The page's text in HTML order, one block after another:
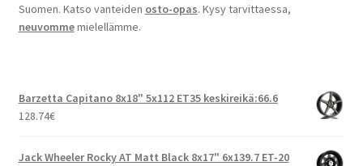
Suomen. Katso vanteiden osto-opas. Kysy tarvittaessa,
neuvommemielellämme.
Barzetta Capitano 8x18" 5x112 ET35 keskireikä:66.6
128.74€
Jack Wheeler Rocky AT Matt Black 8x17" 6x139.7 ET-20